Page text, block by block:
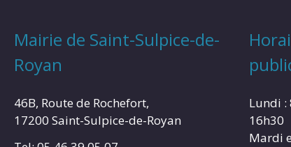
Mairie de Saint-Sulpice-de-
Royan
46B, Route de Rochefort,
17200 Saint-Sulpice-de-Royan
Lundi :
16h30
Mardi